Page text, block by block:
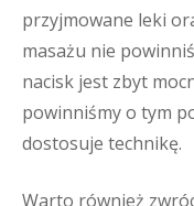
przyjmowane leki
masażu nie
nacisk jest zbyt
powinniśmy o tym
dostosuje technikę.
Warto również